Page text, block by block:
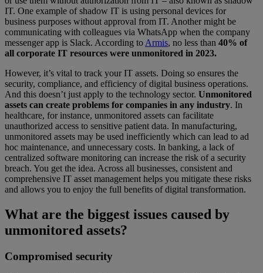
IT. One example of shadow IT is using personal devices for
business purposes without approval from IT. Another might be
communicating with colleagues via WhatsApp when the company
messenger app is Slack. According toArmis, no less than 40% of
all corporate IT resources were unmonitored in 2023.
However, it’s vital to track your IT assets. Doing so ensures the
security, compliance, and efficiency of digital business operations.
And this doesn’t just apply to the technology sector. Unmonitored
assets can create problems for companies in any industry. In
healthcare, for instance, unmonitored assets can facilitate
unauthorized access to sensitive patient data. In manufacturing,
unmonitored assets may be used inefficiently which can lead to ad
hoc maintenance, and unnecessary costs. In banking, a lack of
centralized software monitoring can increase the risk of a security
breach. You get the idea. Across all businesses, consistent and
comprehensive IT asset management helps you mitigate these risks
and allows you to enjoy the full benefits of digital transformation.
What are the biggest issues caused by
unmonitored assets?
Compromised security